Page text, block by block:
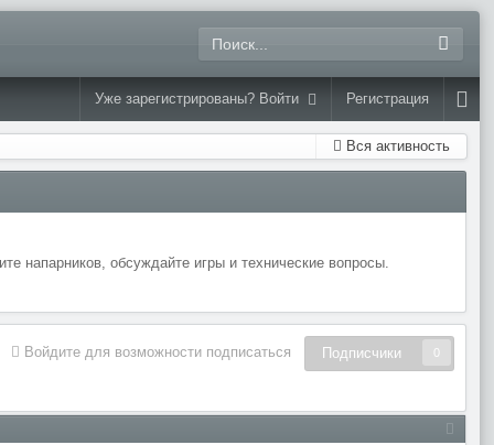
Уже зарегистрированы? Войти Регистрация
Вся активность
напарников, обсуждайте игры и технические вопросы.
Войдите для возможности подписаться Подписчики 0